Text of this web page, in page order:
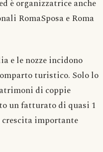
è organizzatrice anche
RomaSposa e Roma
e le nozze incidono
turistico. Solo lo
di coppie
un fatturato di quasi 1
importante